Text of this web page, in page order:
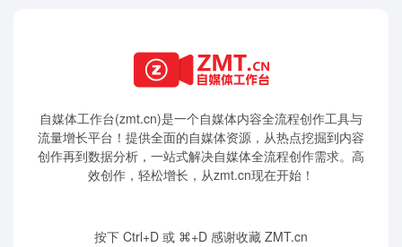
自媒体工作台(zmt.cn)是一个自媒体内容全流程创作工具与
流量增长平台！提供全面的自媒体资源，从热点挖掘到内容
创作再到数据分析，一站式解决自媒体全流程创作需求。高
效创作，轻松增长，从zmt.cn现在开始！
按下 Ctrl+D 或 ⌘+D 感谢收藏 ZMT.cn